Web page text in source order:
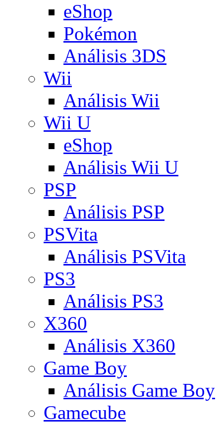
eShop
Pokémon
Análisis 3DS
Wii
Análisis Wii
Wii U
eShop
Análisis Wii U
PSP
Análisis PSP
PSVita
Análisis PSVita
PS3
Análisis PS3
X360
Análisis X360
Game Boy
Análisis Game Boy
Gamecube